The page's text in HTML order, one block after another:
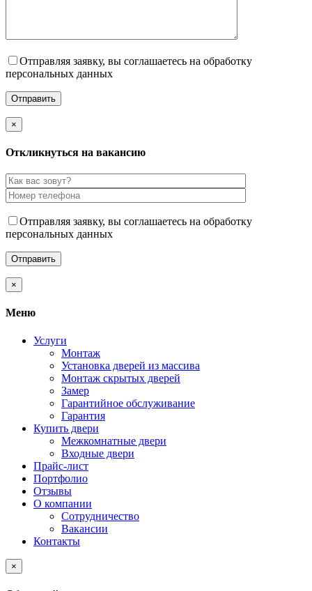
Отправляя заявку, вы соглашаетесь на обработку
персональных данных
×
Откликнуться на вакансию
Отправляя заявку, вы соглашаетесь на обработку
персональных данных
×
Меню
Услуги
Монтаж
Установка дверей из массива
Монтаж скрытых дверей
Замер
Гарантийное обслуживание
Гарантия
Купить двери
Межкомнатные двери
Входные двери
Прайс-лист
Портфолио
Отзывы
О компании
Сотрудничество
Вакансии
Контакты
×